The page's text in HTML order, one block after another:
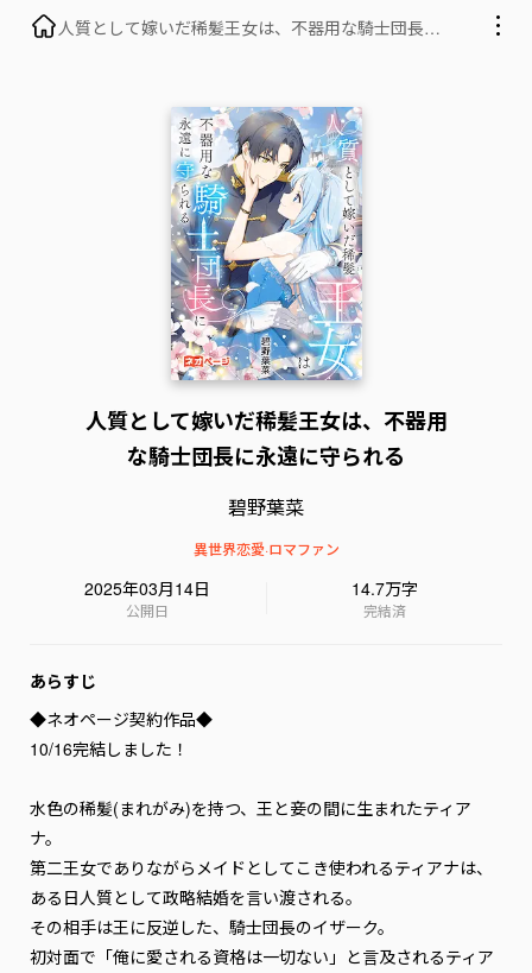
人質として嫁いだ稀髪王女は、不器用な騎士団長に
人質として嫁いだ稀髪王女は、不器用
な騎士団長に永遠に守られる
碧野葉菜
異世界恋愛·ロマファン
2025年03月14日
公開日
14.7万字
完結済
あらすじ
◆ネオページ契約作品◆
10/16完結しました！
水色の稀髪(まれがみ)を持つ、王と妾の間に生まれたティア
ナ。
第二王女でありながらメイドとしてこき使われるティアナは、
ある日人質として政略結婚を言い渡される。
その相手は王に反逆した、騎士団長のイザーク。
初対面で「俺に愛される資格は一切ない」と言及されるティア